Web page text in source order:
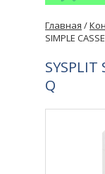
Главная /
SIMPLE
SYSPLIT
Q